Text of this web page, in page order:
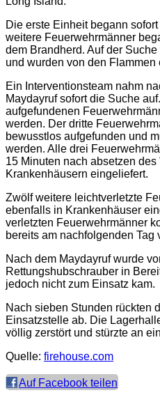
Die erste Einheit begann
weitere Feuerwehrmänner
dem Brandherd. Auf der
und wurden von den Flammen
Ein Interventionsteam nahm
Maydayruf sofort die Suche
aufgefundenen
werden. Der dritte
bewusstlos aufgefunden und
werden. Alle drei
15 Minuten nach absetzen
Krankenhäusern eingeliefert.
Zwölf weitere leichtverletzte
ebenfalls in Krankenhäuser
verletzten Feuerwehrmänner
bereits am nachfolgenden Tag
Nach dem Maydayruf wurde
Rettungshubschrauber in
jedoch nicht zum Einsatz kam.
Nach sieben Stunden rückten
Einsatzstelle ab. Die
völlig zerstört und stürzte an
Quelle: firehouse.com
Auf Facebook teilen